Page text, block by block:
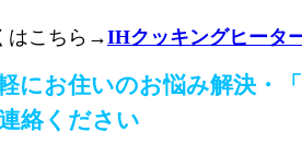
はこちら→IHクッキングヒータ
にお住いのお悩み解決・
絡ください